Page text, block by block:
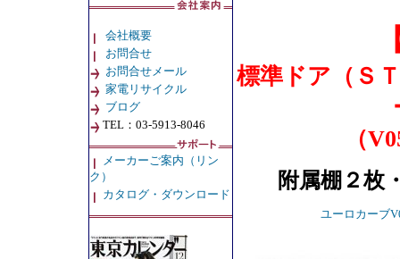
会社概要
お問合せ
お問合せメール
家電リサイクル
ブログ
TEL：03-5913-8046
メーカーご案内（リン
ク）
カタログ・ダウンロード
標準ドア（Ｓ
（
附属棚２枚
ユーロカーブ